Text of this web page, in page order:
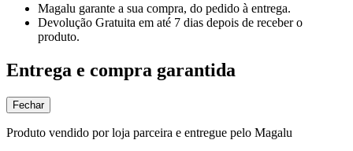
Magalu garante a sua compra, do pedido à entrega.
Devolução Gratuita em até 7 dias depois de receber o
produto.
Entrega e compra garantida
Fechar
Produto vendido por loja parceira e entregue pelo Magalu